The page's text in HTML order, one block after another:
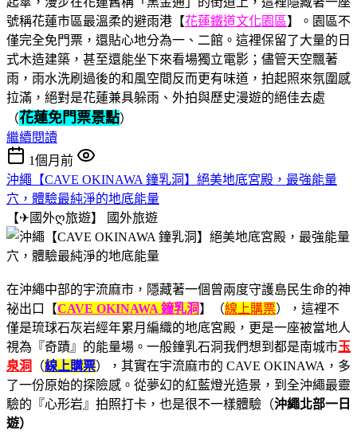
號稱花蓮市區最溫柔的避雨港【花蓮鐵道文化園區】。園區不
僅完全免門票，還貼心地分為一、二館。這裡保留了大量的日
式木造建築，甚至還能坐下來看場獨立電影；儘管天空飄著
雨，雨水洗刷過後的和風空間反而更有味道，拍起照來氛圍感
拉滿，絕對是花蓮兼具躲雨、外拍與歷史漫遊的絕佳去處
（花蓮免門票景點）
繼續閱讀
1個月前
沖繩【CAVE OKINAWA 鐘乳洞】絕美地底宮殿，最強能量
穴，體驗最純淨的地底能量
【✈國外ღ旅遊】
國外旅遊
在沖繩中部的宇流麻市，隱藏著一個曾兩度守護島民生命的神
祕出口【CAVE OKINAWA 鐘乳洞】（線上購票），這裡不
僅是琉球石灰岩經年累月編織的地底宮殿，更是一座被當地人
視為『奇蹟』的能量場。一般鐘乳石洞我們想到都是南城市玉
泉洞
（線上購票），其實在宇流麻市的 CAVE OKINAWA，多
了一份原始的探險感。從夢幻的紅藍燈光造景，到全沖繩最靈
驗的『心形岩』拍照打卡，也是很不一樣體驗（沖繩北部一日
遊）